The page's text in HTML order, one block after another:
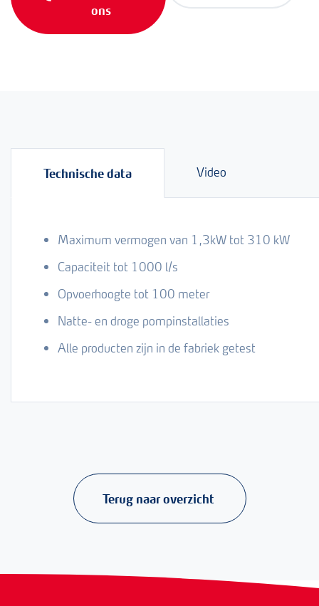
ons
Technische data Video
Maximum vermogen van 1,3kW tot 310 kW
Capaciteit tot 1000 l/s
Opvoerhoogte tot 100 meter
Natte- en droge pompinstallaties
Alle producten zijn in de fabriek getest
Terug naar overzicht